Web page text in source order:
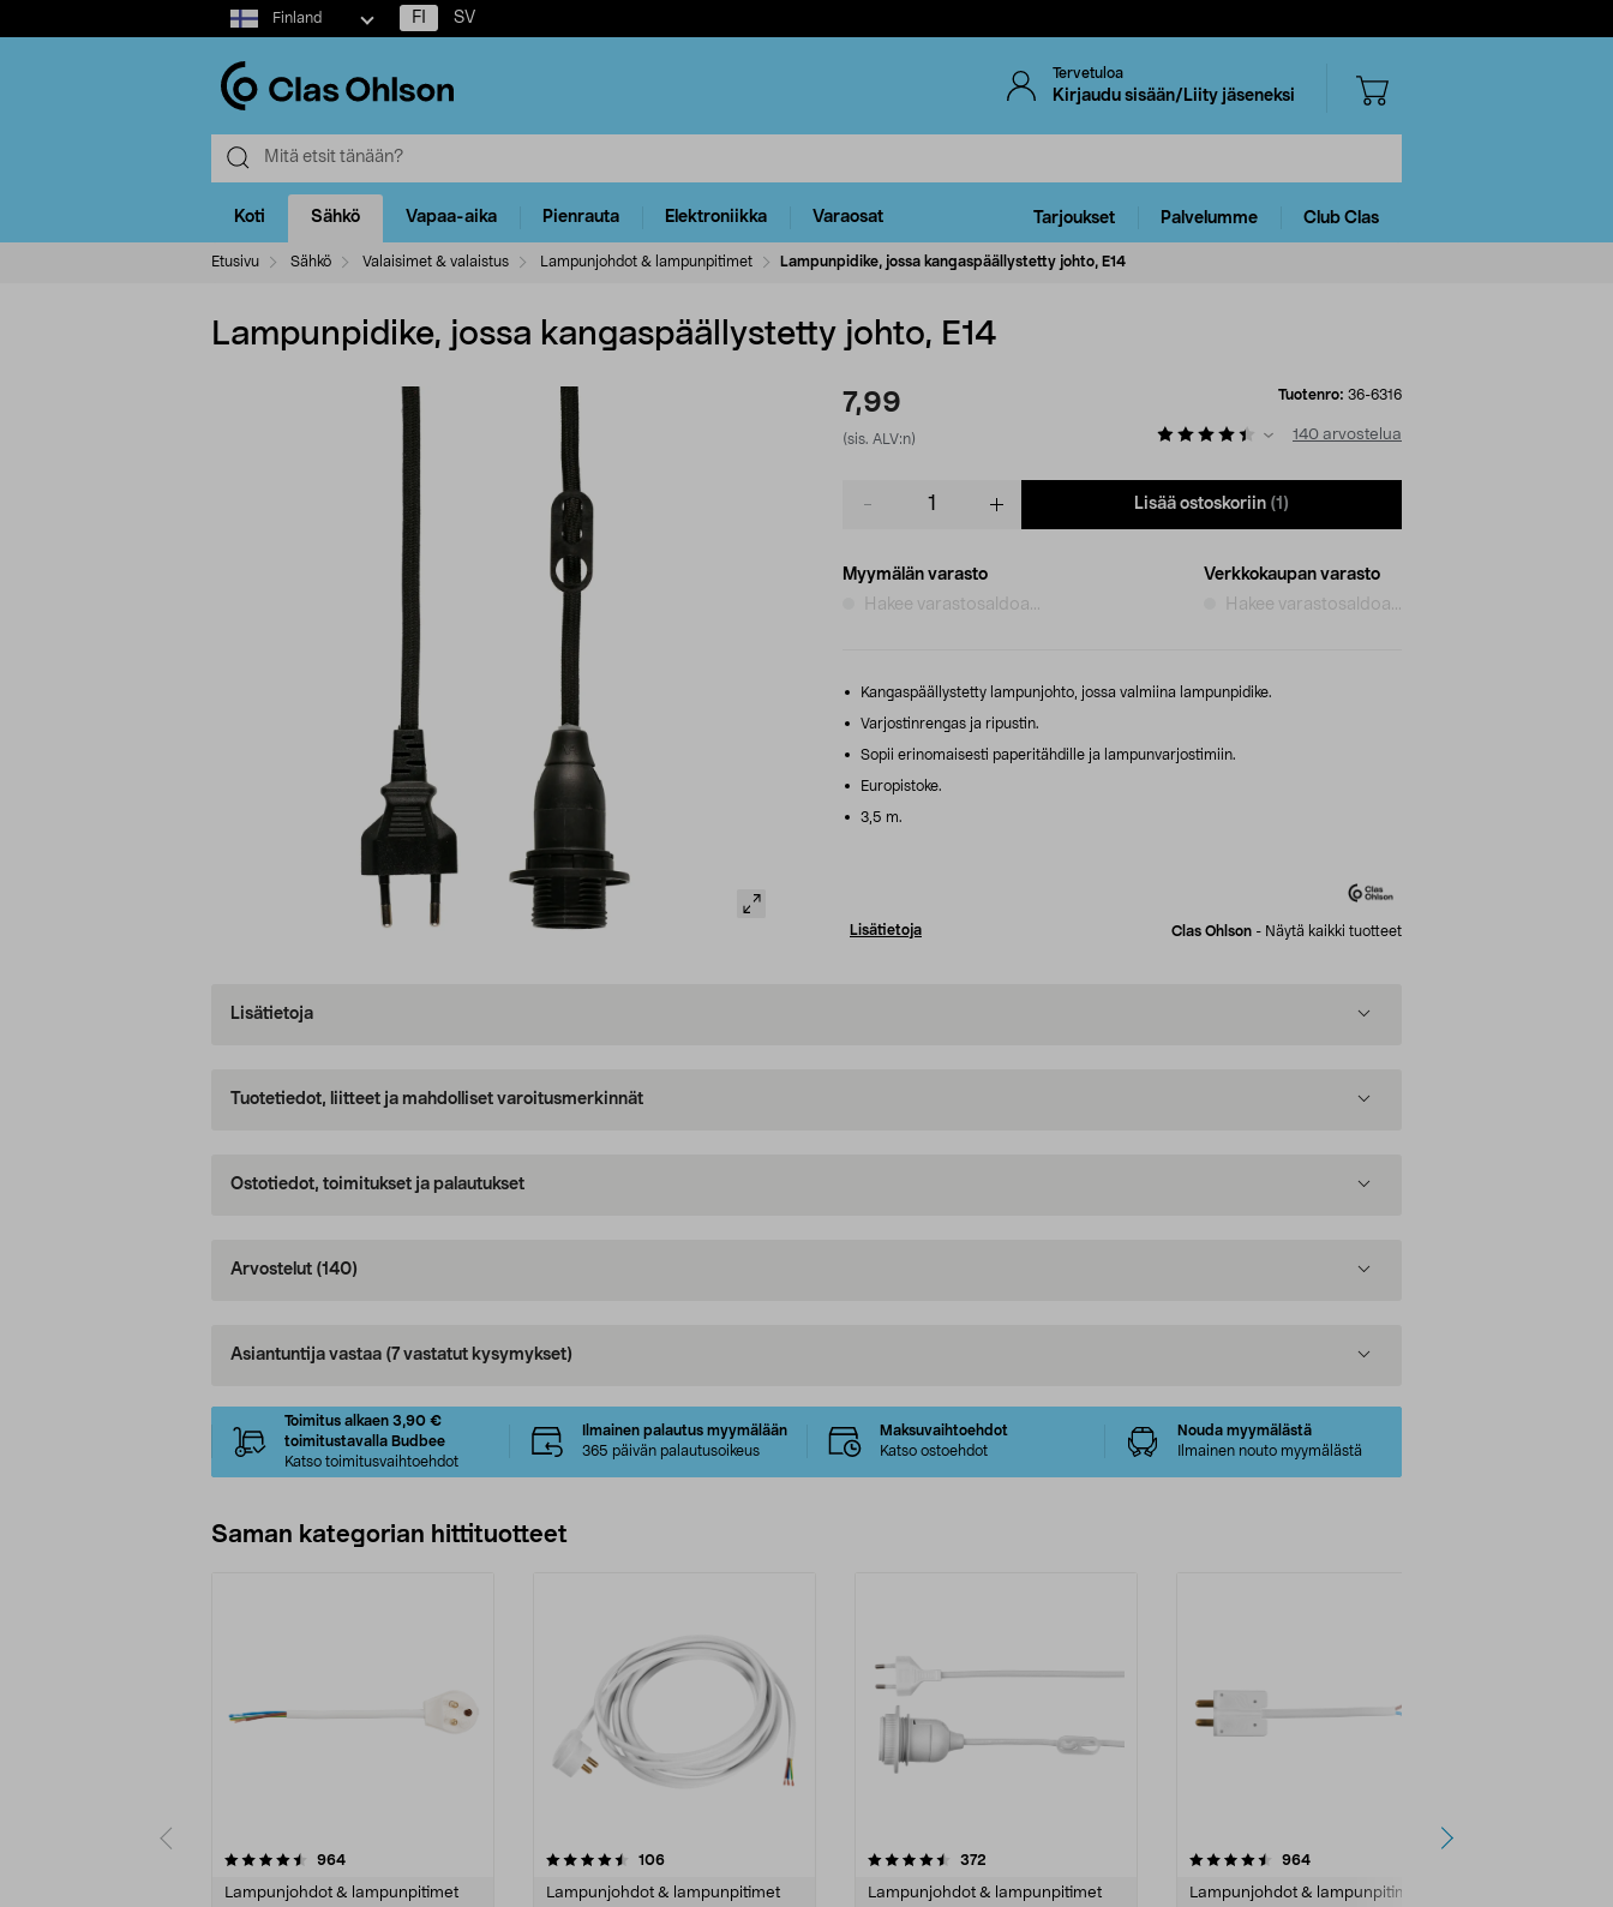
Select
market
Finland FI SV
Tervetuloa
Kirjaudu sisään/Liity jäseneksi
Koti Sähkö Vapaa-aika Pienrauta Elektroniikka Varaosat Tarjoukset Palvelumme Club Clas
Etusivu Sähkö Valaisimet & valaistus Lampunjohdot & lampunpitimet Lampunpidike, jossa kangaspäällystetty johto, E14
Lampunpidike, jossa kangaspäällystetty johto, E14
7,99
(sis. ALV:n)
Tuotenro: 36-6316
140 arvostelua
Lisää ostoskoriin (1)
Myymälän varasto
Hakee varastosaldoa...
Verkkokaupan varasto
Hakee varastosaldoa...
Kangaspäällystetty lampunjohto, jossa valmiina lampunpidike.
Varjostinrengas ja ripustin.
Sopii erinomaisesti paperitähdille ja lampunvarjostimiin.
Europistoke.
3,5 m.
Lisätietoja Clas Ohlson - Näytä kaikki tuotteet
Lisätietoja
Tuotetiedot, liitteet ja mahdolliset varoitusmerkinnät
Ostotiedot, toimitukset ja palautukset
Arvostelut (140)
Asiantuntija vastaa (7 vastatut kysymykset)
Toimitus alkaen 3,90 €
toimitustavalla Budbee
Katso toimitusvaihtoehdot
Ilmainen palautus myymälään
365 päivän palautusoikeus
Maksuvaihtoehdot
Katso ostoehdot
Nouda myymälästä
Ilmainen nouto myymälästä
Saman kategorian hittituotteet
964arvostelut
Lampunjohdot & lampunpitimet
4.5 viidestä
106arvostelut
Lampunjohdot & lampunpitimet
4.5 viidestä
372
Lampunjohdot & lampunpitimet
4.5 viidestä
964arvostelut
Lampunjohdot & lampunpitimet
4.5 viidestä